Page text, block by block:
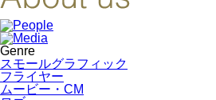
Genre
スモールグラフィック
フライヤー
ムービー・CM